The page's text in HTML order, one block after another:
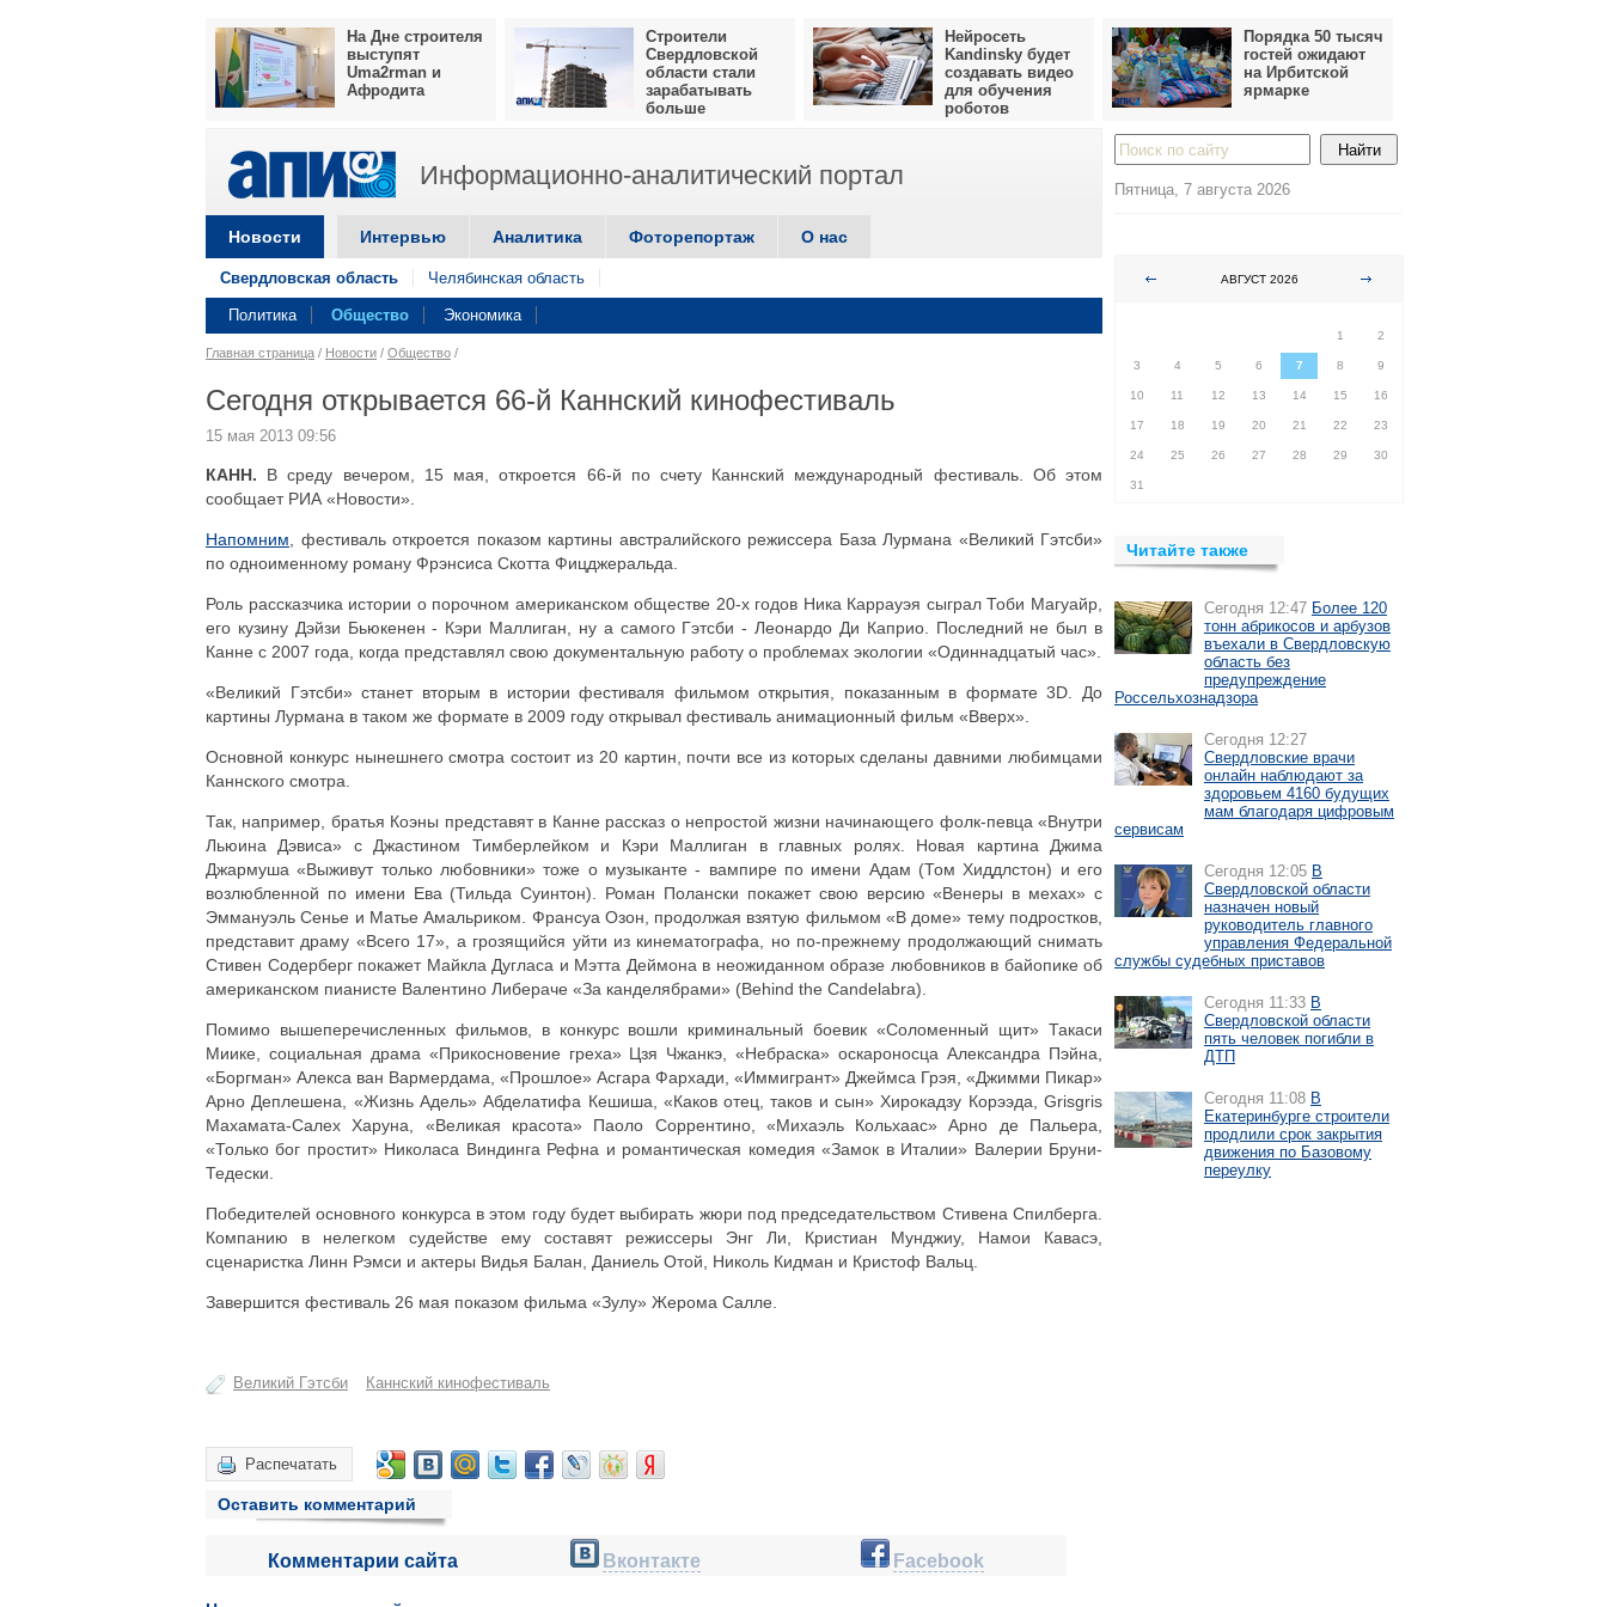
На Дне строителя
выступят
Uma2rman и
Афродита
Строители
Свердловской
области стали
зарабатывать
больше
Нейросеть
Kandinsky будет
создавать видео
для обучения
роботов
Порядка 50 тысяч
гостей ожидают
на Ирбитской
ярмарке
Информационно-аналитический портал
Новости Интервью Аналитика Фоторепортаж О нас
Свердловская область Челябинская область
Политика Общество Экономика
Главная страница / Новости / Общество /
Сегодня открывается 66-й Каннский кинофестиваль
15 мая 2013 09:56
КАНН. В среду вечером, 15 мая, откроется 66-й по счету Каннский международный фестиваль. Об этом
сообщает РИА «Новости».
Напомним , фестиваль откроется показом картины австралийского режиссера База Лурмана «Великий Гэтсби»
по одноименному роману Фрэнсиса Скотта Фицджеральда.
Роль рассказчика истории о порочном американском обществе 20-х годов Ника Каррауэя сыграл Тоби Магуайр,
его кузину Дэйзи Бьюкенен - Кэри Маллиган, ну а самого Гэтсби - Леонардо Ди Каприо. Последний не был в
Канне с 2007 года, когда представлял свою документальную работу о проблемах экологии «Одиннадцатый час».
«Великий Гэтсби» станет вторым в истории фестиваля фильмом открытия, показанным в формате 3D. До
картины Лурмана в таком же формате в 2009 году открывал фестиваль анимационный фильм «Вверх».
Основной конкурс нынешнего смотра состоит из 20 картин, почти все из которых сделаны давними любимцами
Каннского смотра.
Так, например, братья Коэны представят в Канне рассказ о непростой жизни начинающего фолк-певца «Внутри
Льюина Дэвиса» с Джастином Тимберлейком и Кэри Маллиган в главных ролях. Новая картина Джима
Джармуша «Выживут только любовники» тоже о музыканте - вампире по имени Адам (Том Хиддлстон) и его
возлюбленной по имени Ева (Тильда Суинтон). Роман Полански покажет свою версию «Венеры в мехах» с
Эммануэль Сенье и Матье Амальриком. Франсуа Озон, продолжая взятую фильмом «В доме» тему подростков,
представит драму «Всего 17», а грозящийся уйти из кинематографа, но по-прежнему продолжающий снимать
Стивен Содерберг покажет Майкла Дугласа и Мэтта Деймона в неожиданном образе любовников в байопике об
американском пианисте Валентино Либераче «За канделябрами» (Behind the Candelabra).
Помимо вышеперечисленных фильмов, в конкурс вошли криминальный боевик «Соломенный щит» Такаси
Миике, социальная драма «Прикосновение греха» Цзя Чжанкэ, «Небраска» оскароносца Александра Пэйна,
«Боргман» Алекса ван Вармердама, «Прошлое» Асгара Фархади, «Иммигрант» Джеймса Грэя, «Джимми Пикар»
Арно Деплешена, «Жизнь Адель» Абделатифа Кешиша, «Каков отец, таков и сын» Хирокадзу Корээда, Grisgris
Махамата-Салех Харуна, «Великая красота» Паоло Соррентино, «Михаэль Кольхаас» Арно де Пальера,
«Только бог простит» Николаса Виндинга Рефна и романтическая комедия «Замок в Италии» Валерии Бруни-
Тедески.
Победителей основного конкурса в этом году будет выбирать жюри под председательством Стивена Спилберга.
Компанию в нелегком судействе ему составят режиссеры Энг Ли, Кристиан Мунджиу, Намои Кавасэ,
сценаристка Линн Рэмси и актеры Видья Балан, Даниель Отой, Николь Кидман и Кристоф Вальц.
Завершится фестиваль 26 мая показом фильма «Зулу» Жерома Салле.
Великий Гэтсби Каннский кинофестиваль
Распечатать
Оставить комментарий
Комментарии сайта Вконтакте Facebook
Пятница, 7 августа 2026
АВГУСТ 2026
1
2
3 4 5 6 7 8 9
10 11 12 13 14 15 16
17 18 19 20 21 22 23
24 25 26 27 28 29 30
31
Читайте также
Сегодня 12:47 Более 120
тонн абрикосов и арбузов
въехали в Свердловскую
область без
предупреждение
Россельхознадзора
Сегодня 12:27
Свердловские врачи
онлайн наблюдают за
здоровьем 4160 будущих
мам благодаря цифровым
сервисам
Сегодня 12:05 В
Свердловской области
назначен новый
руководитель главного
управления Федеральной
службы судебных приставов
Сегодня 11:33 В
Свердловской области
пять человек погибли в
ДТП
Сегодня 11:08 В
Екатеринбурге строители
продлили срок закрытия
движения по Базовому
переулку